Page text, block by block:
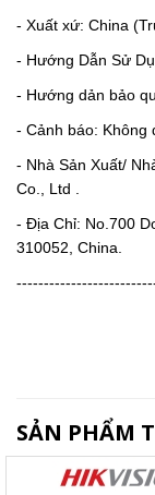
- Xuất xứ: China
- Hướng Dẫn Sử
- Hướng dản bảo
- Cảnh báo: Không
- Nhà Sản Xuất/
Co., Ltd .
- Địa Chỉ: No.700
310052, China.
SẢN PHẨM